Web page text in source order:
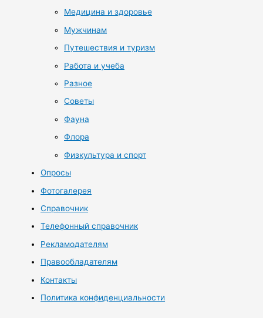
Медицина и здоровье
Мужчинам
Путешествия и туризм
Работа и учеба
Разное
Советы
Фауна
Флора
Физкультура и спорт
Опросы
Фотогалерея
Справочник
Телефонный справочник
Рекламодателям
Правообладателям
Контакты
Политика конфиденциальности